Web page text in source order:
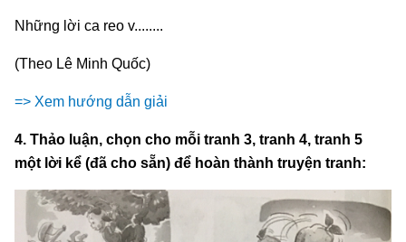
Những lời ca reo v........
(Theo Lê Minh Quốc)
=> Xem hướng dẫn giải
4. Thảo luận, chọn cho mỗi tranh 3, tranh 4, tranh 5
một lời kể (đã cho sẵn) để hoàn thành truyện tranh: